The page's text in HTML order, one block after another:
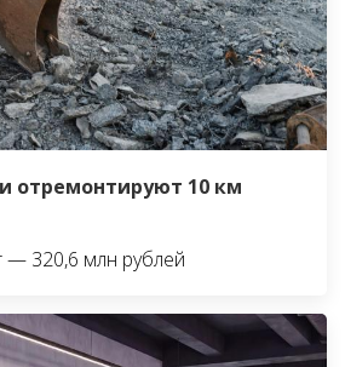
отремонтируют 10 км
— 320,6 млн рублей